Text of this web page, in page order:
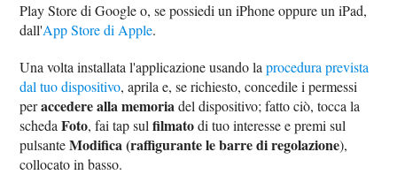
Play Store di Google o, se possiedi un iPhone oppure un iPad,
dall'App Store di Apple.
Una volta installata l'applicazione usando laprocedura prevista
dal tuo dispositivo, aprila e, se richiesto, concedile i permessi
peraccedere alla memoriadel dispositivo; fatto ciò, tocca la
schedaFoto, fai tap sulfilmatodi tuo interesse e premi sul
pulsanteModifica (raffigurante le barre di regolazione),
collocato in basso.